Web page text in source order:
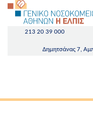
213 20 39 000
Δημητσάνας 7,